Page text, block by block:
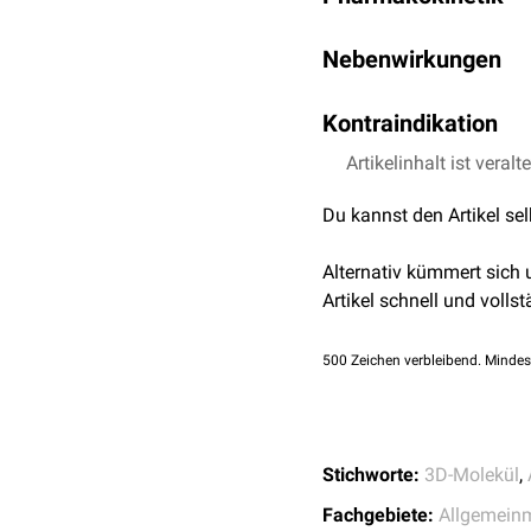
Vermehrung des
2–4 Stunden nach
Nebenwirkungen
Nephrotoxizität
Hyperurikämie
Kontraindikation
Die Einnahme von
Artikelinhalt ist
Du kannst den Artikel
Alternativ kümmert sich
Artikel schnell und
500 Zeichen verbleibend.
Stichworte: 3D-Molekül,
Fachgebiete: